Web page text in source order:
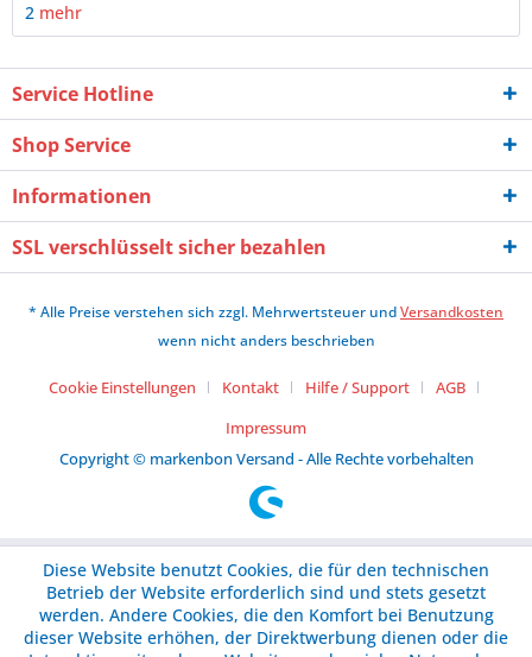
2 mehr
Service Hotline
Shop Service
Informationen
SSL verschlüsselt sicher bezahlen
* Alle Preise verstehen sich zzgl. Mehrwertsteuer undVersandkosten
wenn nicht anders beschrieben
Cookie Einstellungen Kontakt Hilfe / Support
AGB
Impressum
Copyright © markenbon Versand - Alle Rechte vorbehalten
Diese Website benutzt Cookies, die für den technischen
Betrieb der Website erforderlich sind und stets gesetzt
werden. Andere Cookies, die den Komfort bei Benutzung
dieser Website erhöhen, der Direktwerbung dienen oder die